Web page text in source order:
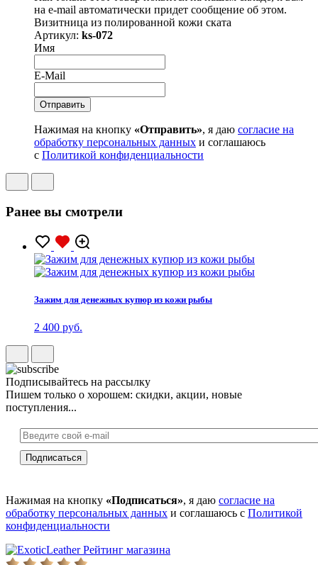
на e-mail автоматически придет сообщение об этом.
Визитница из полированной кожи ската
Артикул: ks-072
Имя
E-Mail
Нажимая на кнопку «Отправить», я даю согласие на
обработку персональных данных и соглашаюсь
с Политикой конфиденциальности
Ранее вы смотрели
Зажим для денежных купюр из кожи рыбы
2 400 руб.
Подписывайтесь на рассылку
Пишем только о хорошем: скидки, акции, новые
поступления...
Нажимая на кнопку «Подписаться», я даю согласие на
обработку персональных данных и соглашаюсь с Политикой
конфиденциальности
Рейтинг магазина